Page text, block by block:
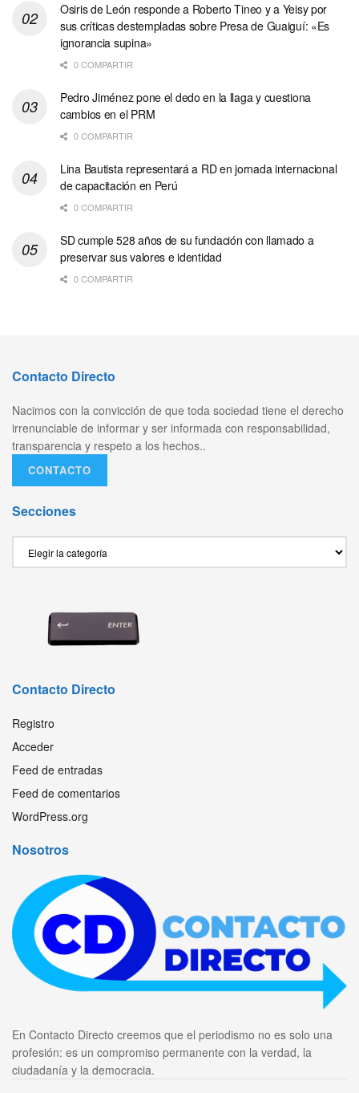
Osiris de León responde a Roberto Tineo y a Yeisy por
sus críticas destempladas sobre Presa de Guaiguí: «Es
ignorancia supina»
0 COMPARTIR
Pedro Jiménez pone el dedo en la llaga y cuestiona
cambios en el PRM
0 COMPARTIR
Lina Bautista representará a RD en jornada internacional
de capacitación en Perú
0 COMPARTIR
SD cumple 528 años de su fundación con llamado a
preservar sus valores e identidad
0 COMPARTIR
Contacto Directo
Nacimos con la convicción de que toda sociedad tiene el derecho
irrenunciable de informar y ser informada con responsabilidad,
transparencia y respeto a los hechos..
CONTACTO
Secciones
Contacto Directo
Registro
Acceder
Feed de entradas
Feed de comentarios
WordPress.org
Nosotros
En Contacto Directo creemos que el periodismo no es solo una
profesión: es un compromiso permanente con la verdad, la
ciudadanía y la democracia.